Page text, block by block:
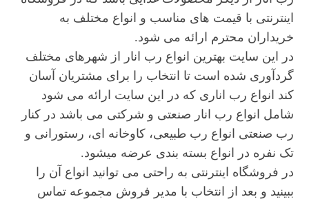
اینترنتی با قیمت های مناسب و انواع مختلف به
خریداران محترم ارائه می شود.
در این سایت بهترین انواع رب انار از شهرهای مختلف
گردآوری شده است تا انتخاب را برای مشتریان آسان
کند انواع رب اناری که در این سایت ارائه می شود
شامل انواع رب انار صنعتی و شرکتی می باشد در کنار
رب صنعتی انواع رب طبیعی، کاوخانه ای، رستورانی و
تک نفره در انواع بسته بندی عرضه میشود.
در فروشگاه اینترنتی به راحتی می توانید انواع آن را
ببینید و بعد از انتخاب با مدیر فروش مجموعه تماس